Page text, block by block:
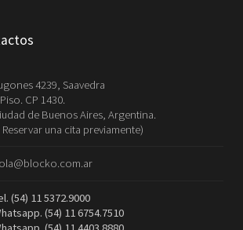
4239, Saavedra
CP 1430.
de Buenos Aires, Argentina.
Reservar una cita previamente)
(54) 11 5372.9000
(54) 11 6754.7510